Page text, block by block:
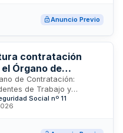
enteral.
Anuncio Previo
contratación
Órgano de
del ejercicio
destino al
de Contratación:
de Trabajo y
Social nº 11;
Social nº 11